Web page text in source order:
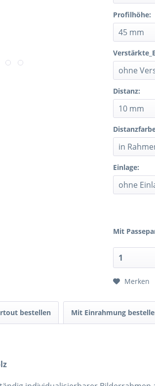
Profilhöhe:
Distanz:
Einlage:
Mit
Merken
bestellen Mit Einrahmung